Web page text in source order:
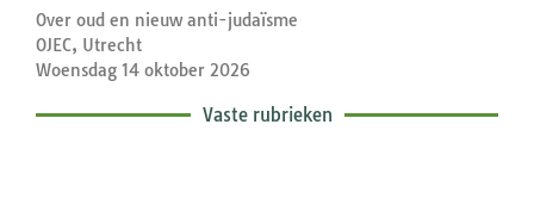
Over oud en nieuw anti-judaïsme
OJEC, Utrecht
Woensdag 14 oktober 2026
Vaste rubrieken